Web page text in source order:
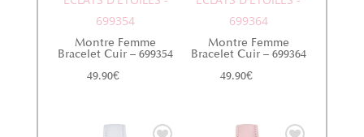
699354
Montre Femme
Bracelet Cuir – 699354
49.90€
699364
Montre Femme
Bracelet Cuir – 699364
49.90€